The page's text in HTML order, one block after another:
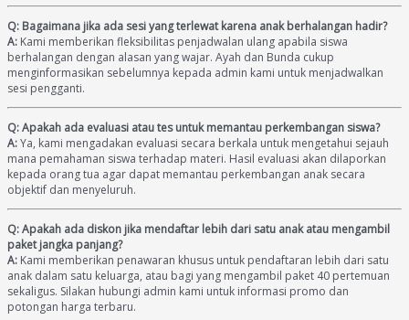
Q: Bagaimana jika ada sesi yang terlewat karena anak berhalangan hadir?
A: Kami memberikan fleksibilitas penjadwalan ulang apabila siswa
berhalangan dengan alasan yang wajar. Ayah dan Bunda cukup
menginformasikan sebelumnya kepada admin kami untuk menjadwalkan
sesi pengganti.
Q: Apakah ada evaluasi atau tes untuk memantau perkembangan siswa?
A:Ya, kami mengadakan evaluasi secara berkala untuk mengetahui sejauh
mana pemahaman siswa terhadap materi. Hasil evaluasi akan dilaporkan
kepada orang tua agar dapat memantau perkembangan anak secara
objektif dan menyeluruh.
Q: Apakah ada diskon jika mendaftar lebih dari satu anak atau mengambil
paket jangka panjang?
A: Kami memberikan penawaran khusus untuk pendaftaran lebih dari satu
anak dalam satu keluarga, atau bagi yang mengambil paket 40 pertemuan
sekaligus. Silakan hubungi admin kami untuk informasi promo dan
potongan harga terbaru.